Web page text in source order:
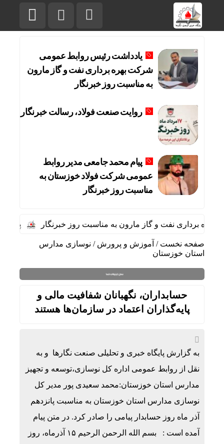
یادداشت رئیس روابط عمومی
شرکت بهره برداری نفت و گاز مارون
به مناسبت روز خبرنگار
روایت صنعت فولاد،‌ رسالت خبرنگار
پیام محمد جامعی مدیر روابط
عمومی شرکت فولاد خوزستان به
مناسبت روز خبرنگار
برداری نفت و گاز مارون به مناسبت روز خبرنگار پیام
صفحه نخست / آموزش و پرورش / نوسازی مدارس
استان خوزستان
حسابداران، نگهبانان شفافیت مالی و
پایه‌گذاران اعتماد در سازمان‌ها هستند
به گزارش پایگاه خبری و تحلیلی صنعت نگارها و به
نقل از روابط عمومی اداره کل نوسازی،توسعه و تجهیز
مدارس استان خوزستان:محمد سعیدی پور مدیر کل
نوسازی مدارس استان خوزستان به مناسبت پانزدهم
آذر ماه روز حسابدار پیامی را صادر کرد. در متن پیام
آمده است : بسم الله الرحمن الرحیم ۱۵ آذرماه، روز